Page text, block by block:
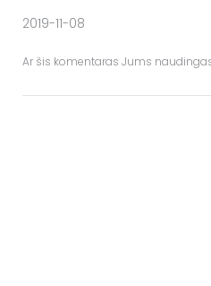
2019-11-08
Ar šis komentaras Jums